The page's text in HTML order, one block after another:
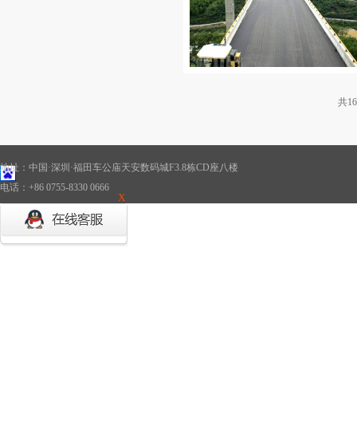
共
地址：中国·深圳·福田车公庙天安数码城F3.8栋CD座八楼
电话：+86 0755-8330 0666
X